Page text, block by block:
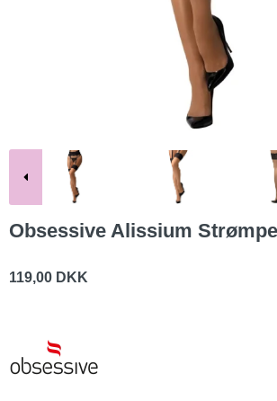
Obsessive Alissium
119,00 DKK